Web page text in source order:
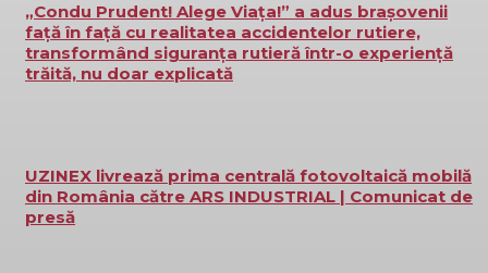
„Condu Prudent! Alege Viața!” a adus brașovenii
față în față cu realitatea accidentelor rutiere,
transformând siguranța rutieră într-o experiență
trăită, nu doar explicată
UZINEX livrează prima centrală fotovoltaică mobilă
din România către ARS INDUSTRIAL | Comunicat de
presă